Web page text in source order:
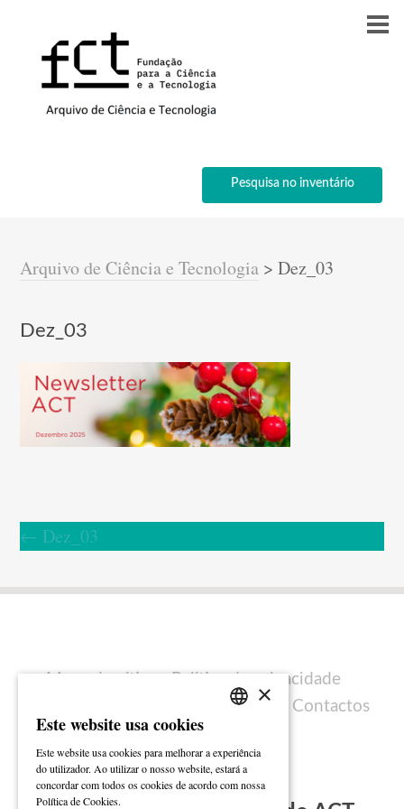
Pesquisa no inventário
Arquivo de Ciência e Tecnologia >Dez_03
Dez_03
← Dez_03
Mapa do sítio
Política de privacidade
Ficha técnica Contactos
ENGLISH
×
Este website usa cookies
Este website usa cookies para melhorar a experiência
do utilizador. Ao utilizar o nosso website, estará a
concordar com todos os cookies de acordo com nossa
Política de Cookies.